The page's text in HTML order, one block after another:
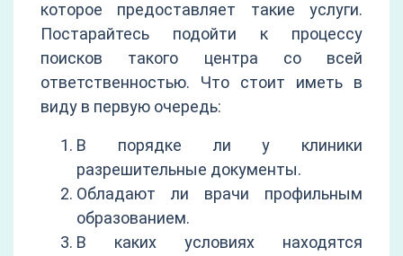
которое предоставляет такие услуги.
Постарайтесь подойти к процессу
поисков такого центра со всей
ответственностью. Что стоит иметь в
виду в первую очередь:
В порядке ли у клиники
разрешительные документы.
Обладают ли врачи профильным
образованием.
В каких условиях находятся